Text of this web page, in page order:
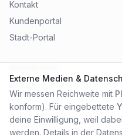
Kontakt
Kundenportal
Stadt-Portal
Datenschutz
AGB
Externe Medien &
Wir messen Reichweite mit
konform). Für eingebettete
deine Einwilligung, weil
werden. Details in der